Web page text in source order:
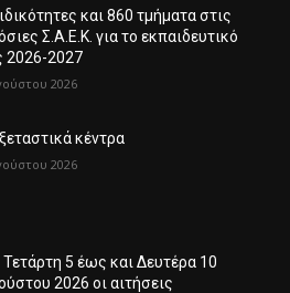
και 860 τμήματα στις
Σ.Α.Ε.Κ. για το εκπαιδευτικό
2026-2027
2026
κέντρα
2026
5 έως και Δευτέρα 10
2026 οι αιτήσεις